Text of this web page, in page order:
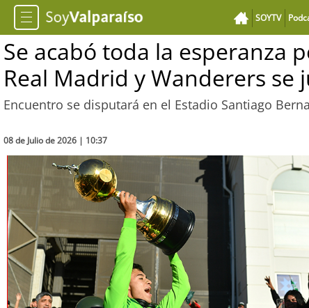
SOYTV
Se acabó toda la esperanza
Real Madrid y Wanderers se
Encuentro se disputará en el Estadio Santiago
08 de Julio de 2026 | 10:37